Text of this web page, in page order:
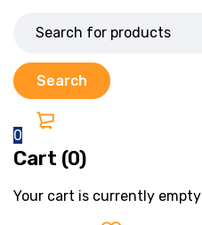
0
Cart (0)
Your cart is currently empty